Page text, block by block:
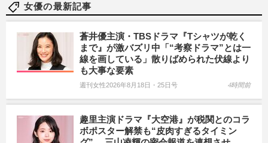
女優の最新記事
蒼井優主演・TBSドラマ『Tシャツが乾く
まで』が激バズリ中「“考察ドラマ”とは一
線を画している」散りばめられた伏線より
も大事な要素
週刊女性2026年8月18日・25日号 4時間前
趣里主演ドラマ『大空港』が税関とのコラ
ボポスター解禁も“皮肉すぎるタイミン